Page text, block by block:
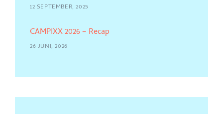
12 SEPTEMBER, 2025
CAMPIXX 2026 – Recap
26 JUNI, 2026